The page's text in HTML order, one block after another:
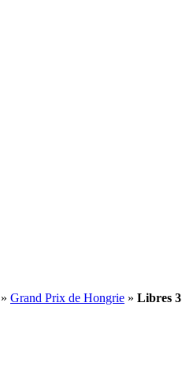
» Grand Prix de Hongrie » Libres 3